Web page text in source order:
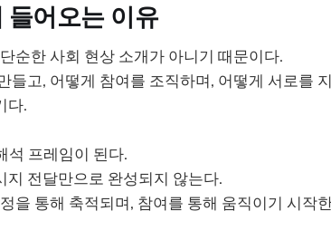
어오는 이유
순한 사회 현상 소개가 아니기 때문이다.
들고, 어떻게 참여를 조직하며, 어떻게 서로를
다.
석 프레임이 된다.
지 전달만으로 완성되지 않는다.
을 통해 축적되며, 참여를 통해 움직이기 시작